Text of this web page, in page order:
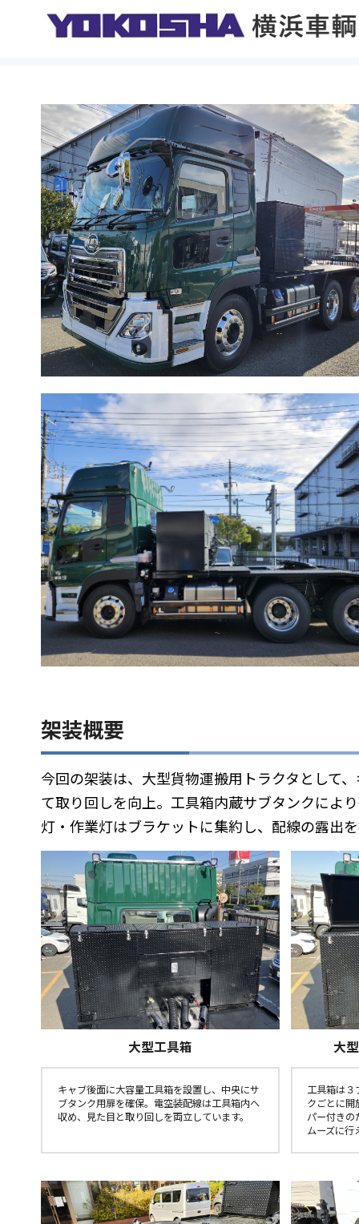
架装概要
今回の架装は、大型貨物運搬用トラクタとして
て取り回しを向上。工具箱内蔵サブタンクによ
灯・作業灯はブラケットに集約し、配線の露出
大型工具箱
キャブ後面に大容量工具箱を設置し、中央にサ
ブタンク用扉を確保。電空装配線は工具箱内へ
収め、見た目と取り回しを両立しています。
大
工具箱は３
クごとに開
パー付きの
ムーズに行